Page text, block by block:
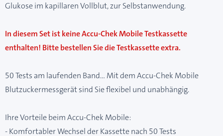
Glukose im kapillaren Vollblut, zur Selbstanwendung.
In diesem Set ist keine Accu-Chek Mobile Testkassette
enthalten! Bitte bestellen Sie die Testkassette extra.
50 Tests am laufenden Band... Mit dem Accu-Chek Mobile
Blutzuckermessgerät sind Sie flexibel und unabhängig.
Ihre Vorteile beim Accu-Chek Mobile:
- Komfortabler Wechsel der Kassette nach 50 Tests